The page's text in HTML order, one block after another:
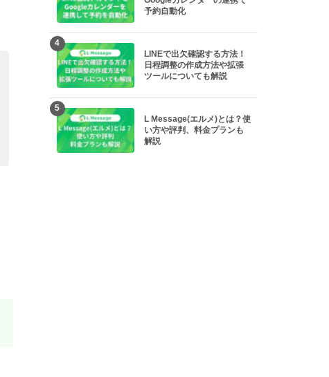
予約自動化
4
LINEで出欠確認する方法！
日程調整の作成方法や拡張
ツールについても解説
5
L Message(エルメ)とは？使
い方や評判、料金プランも
解説